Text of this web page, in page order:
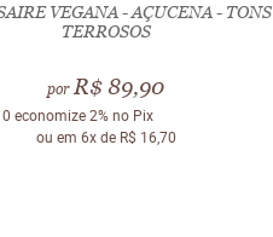
VEGANA - AÇUCENA - TONS
TERROSOS
por R$ 89,90
economize2% no Pix
ou em 6xde R$ 16,70